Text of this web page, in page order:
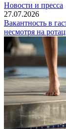
Новости и пресса
27.07.2026
Вакантность в
несмотря на